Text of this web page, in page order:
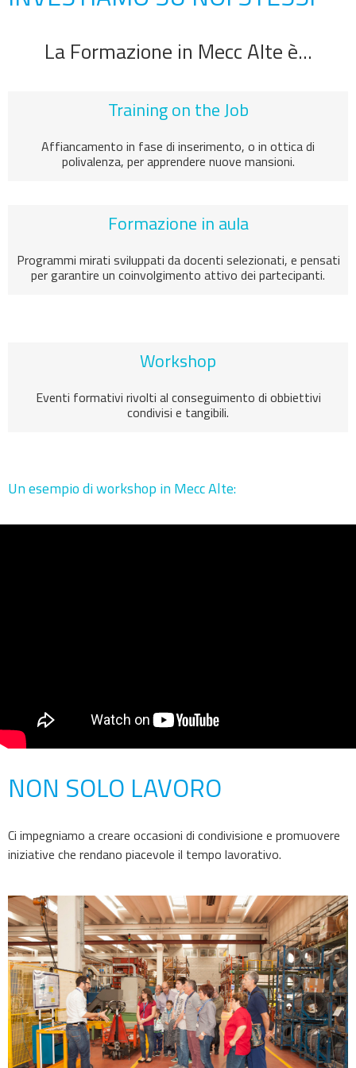
La Formazione in Mecc Alte è...
Training on the Job
Affiancamento in fase di inserimento, o in ottica di
polivalenza, per apprendere nuove mansioni.
Formazione in aula
Programmi mirati sviluppati da docenti selezionati, e pensati
per garantire un coinvolgimento attivo dei partecipanti.
Workshop
Eventi formativi rivolti al conseguimento di obbiettivi
condivisi e tangibili.
Un esempio di workshop in Mecc Alte:
NON SOLO LAVORO
Ci impegniamo a creare occasioni di condivisione e promuovere
iniziative che rendano piacevole il tempo lavorativo.